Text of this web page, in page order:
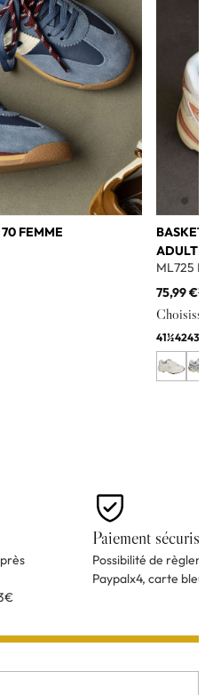
FEMME
ADULTE
ML725
75,99 €
41½4243
Paiement sécurisé
Possibilité de
Paypalx4, carte